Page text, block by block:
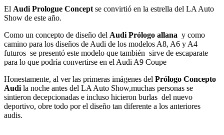
El Audi Prologue Concept se convirtió en la estrella del LA Auto
Show de este año.
Como un concepto de diseño del Audi Prólogo allana y como
camino para los diseños de Audi de los modelos A8, A6 y A4
futuros se presentó este modelo que también sirve de escaparate
para lo que podría convertirse en el Audi A9 Coupe
Honestamente, al ver las primeras imágenes del Prólogo Concepto
Audi la noche antes del LA Auto Show,muchas personas se
sintieron decepcionadas e incluso hicieron burlas del nuevo
deportivo, obre todo por el diseño tan diferente a los anteriores
audis.